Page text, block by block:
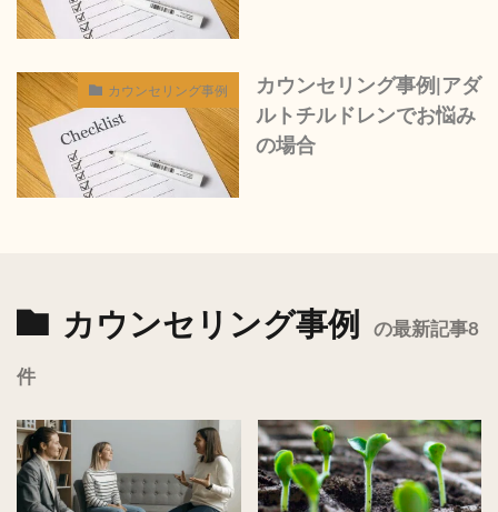
カウンセリング事例
カウンセリング事例|アダ
ルトチルドレンでお悩み
の場合
カウンセリング事例 の最新記事8
件